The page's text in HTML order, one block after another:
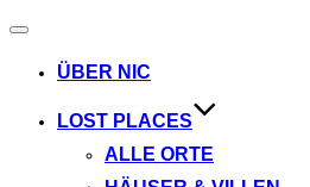
Navigation
ÜBER NIC
LOST PLACES
ALLE ORTE